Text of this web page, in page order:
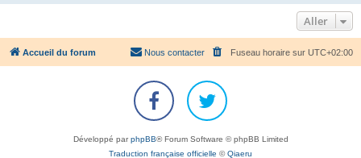
Aller
Accueil du forum Fuseau horaire sur UTC+02:00
Nous contacter
Développé parphpBB® Forum Software © phpBB Limited
Traduction française officielle ©Qiaeru